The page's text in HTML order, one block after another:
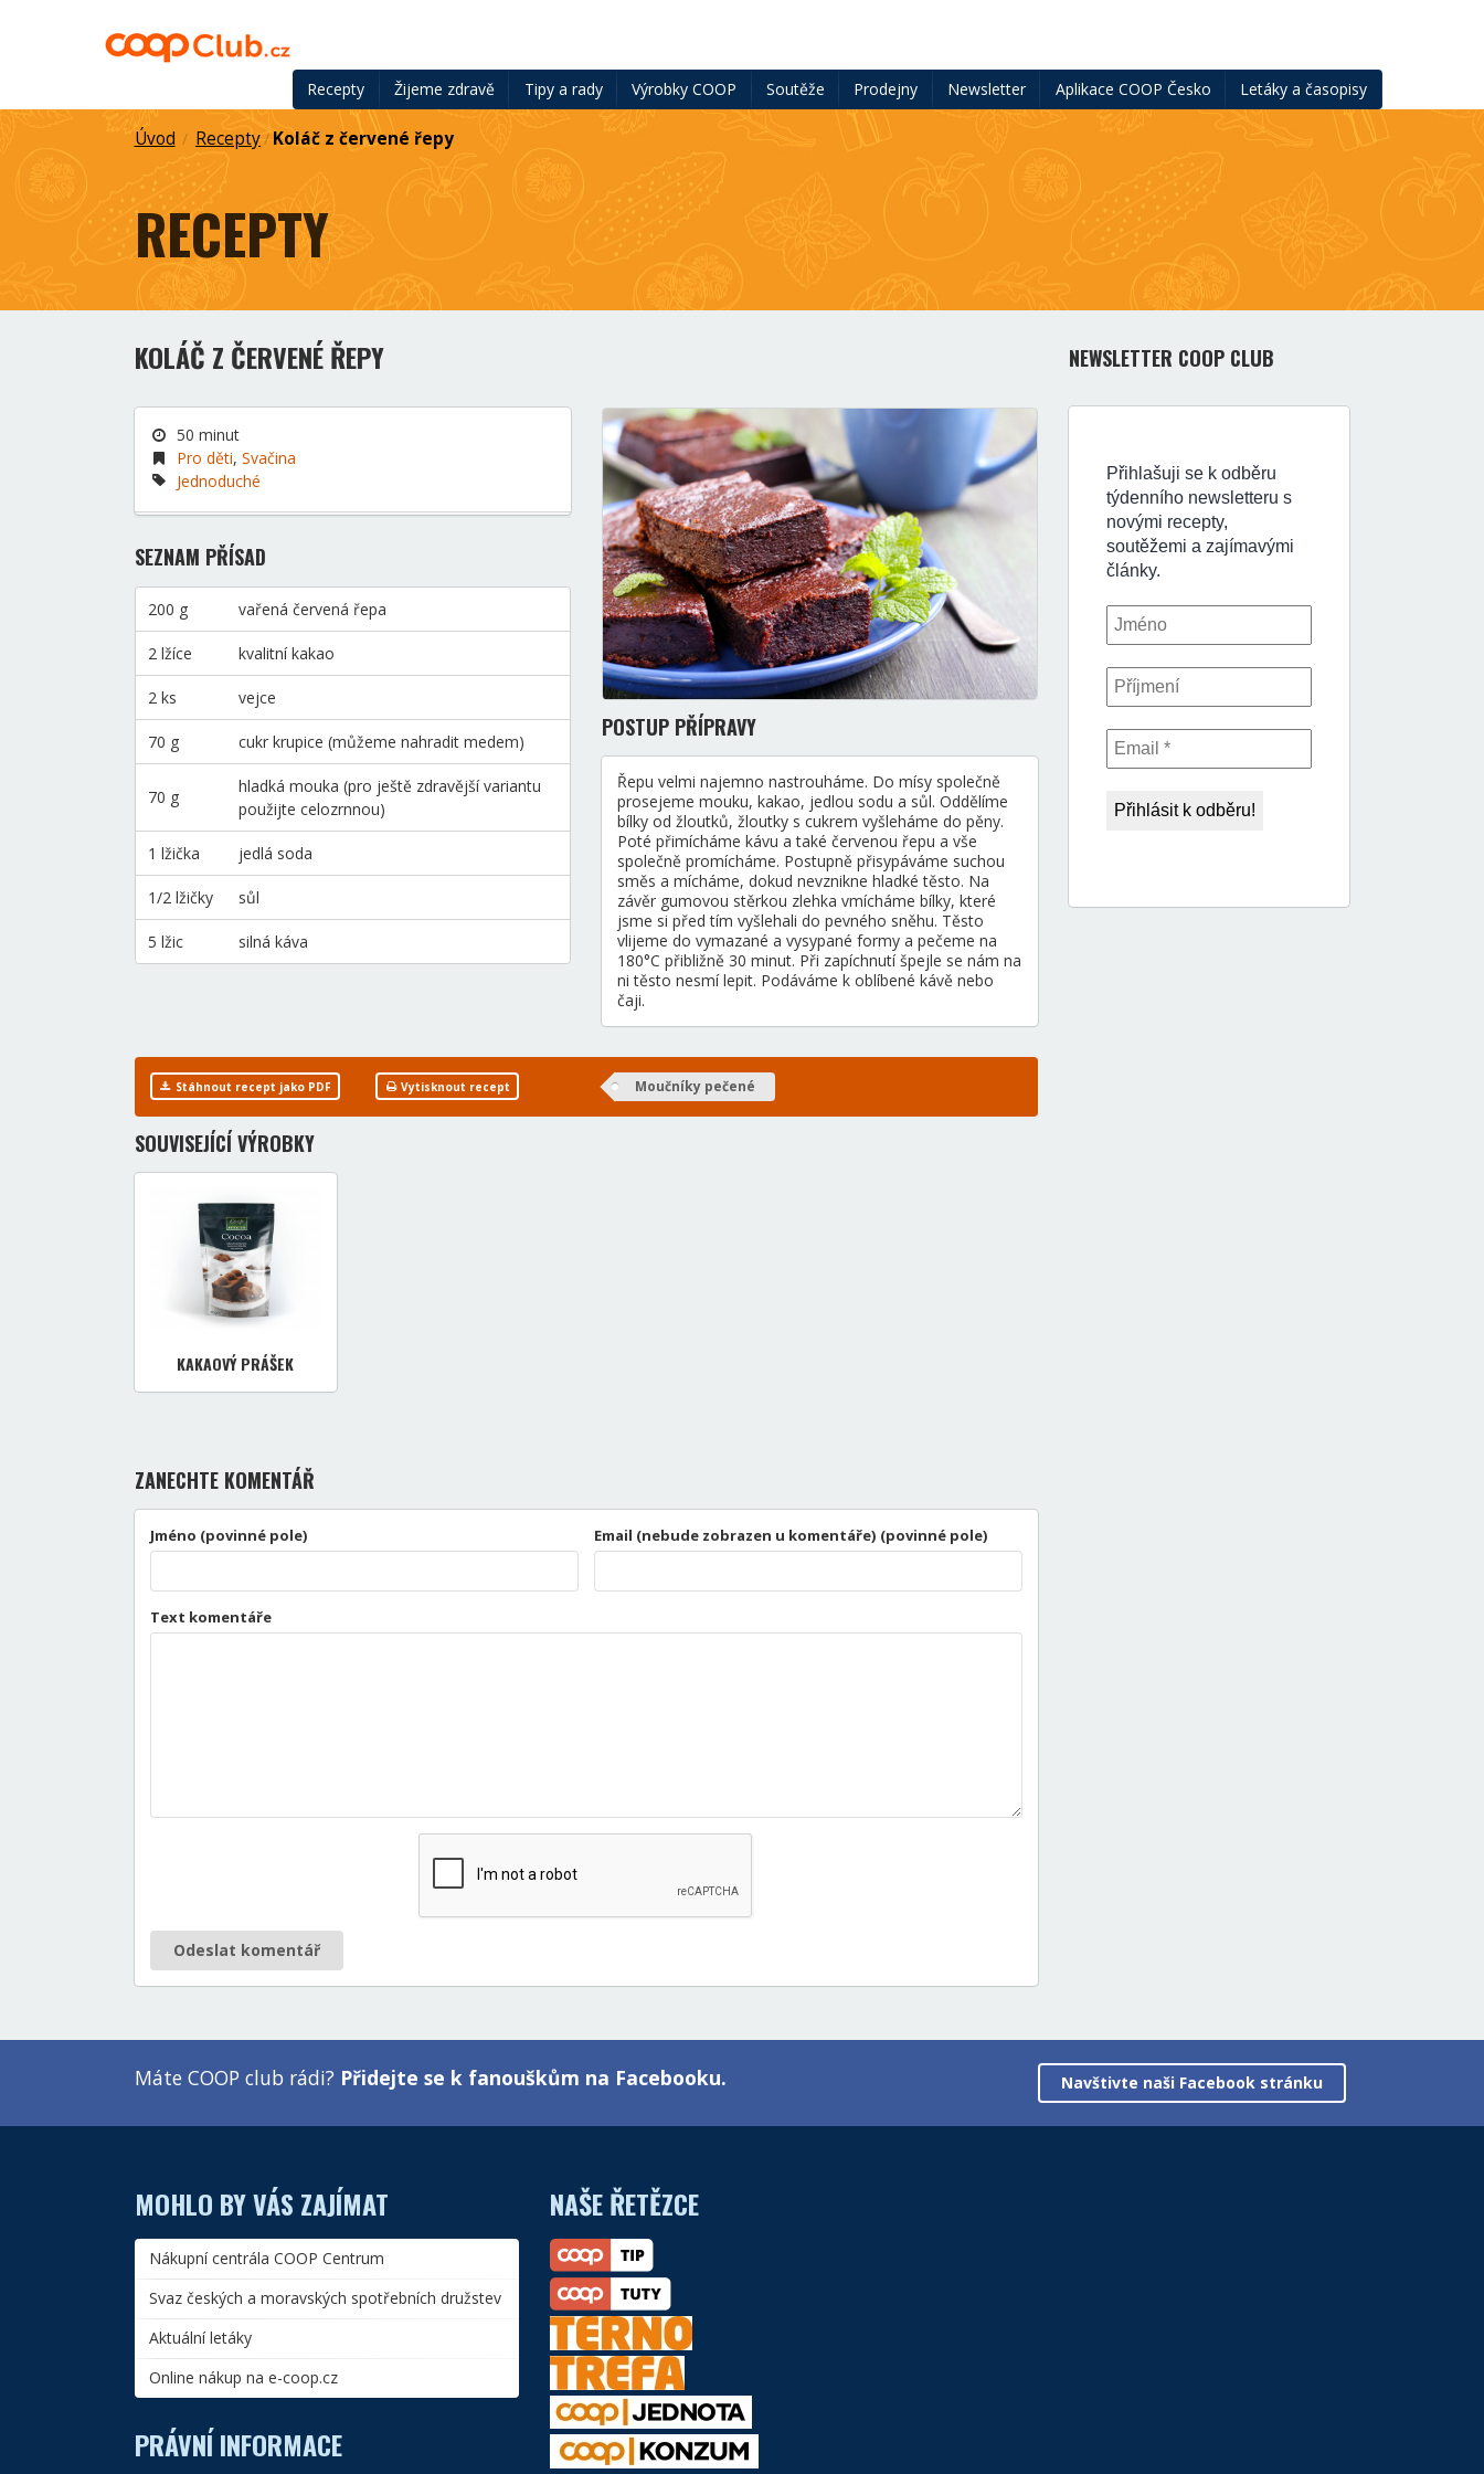
Recepty Žijeme zdravě Tipy a rady Výrobky COOP Soutěže Prodejny Newsletter Aplikace COOP Česko Letáky a časopisy
Úvod / Recepty/ Koláč z červené řepy
RECEPTY
KOLÁČ Z ČERVENÉ ŘEPY
50 minut
Pro děti,Svačina
Jednoduché
SEZNAM PŘÍSAD
200 g vařená červená řepa
2 lžíce kvalitní kakao
2 ks vejce
70 g cukr krupice (můžeme nahradit medem)
70 g
hladká mouka (pro ještě zdravější variantu
použijte celozrnnou)
1 lžička jedlá soda
1/2 lžičky sůl
5 lžic silná káva
POSTUP PŘÍPRAVY
Řepu velmi najemno nastrouháme. Do mísy společně
prosejeme mouku, kakao, jedlou sodu a sůl. Oddělíme
bílky od žloutků, žloutky s cukrem vyšleháme do pěny.
Poté přimícháme kávu a také červenou řepu a vše
společně promícháme. Postupně přisypáváme suchou
směs a mícháme, dokud nevznikne hladké těsto. Na
závěr gumovou stěrkou zlehka vmícháme bílky, které
jsme si před tím vyšlehali do pevného sněhu. Těsto
vlijeme do vymazané a vysypané formy a pečeme na
180°C přibližně 30 minut. Při zapíchnutí špejle se nám na
ni těsto nesmí lepit. Podáváme k oblíbené kávě nebo
čaji.
Stáhnout recept jako PDF Vytisknout recept Moučníky pečené
SOUVISEJÍCÍ VÝROBKY
KAKAOVÝ PRÁŠEK
ZANECHTE KOMENTÁŘ
Jméno (povinné pole) Email (nebude zobrazen u komentáře) (povinné pole)
Text komentáře
Odeslat komentář
NEWSLETTER COOP CLUB
Máte COOP club rádi? Přidejte se k fanouškům na Facebooku. Navštivte naši Facebook stránku
MOHLO BY VÁS ZAJÍMAT
Nákupní centrála COOP Centrum
Svaz českých a moravských spotřebních družstev
Aktuální letáky
Online nákup na e-coop.cz
PRÁVNÍ INFORMACE
NAŠE ŘETĚZCE